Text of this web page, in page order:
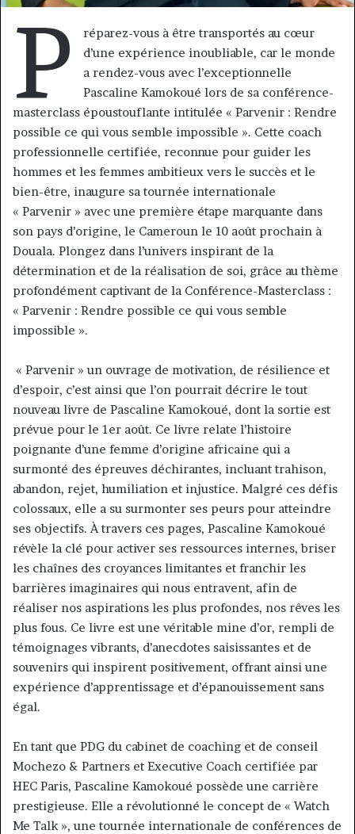
P
réparez-vous à être transportés au cœur
d’une expérience inoubliable, car le monde
a rendez-vous avec l’exceptionnelle
Pascaline Kamokoué lors de sa conférence-
masterclass époustouflante intitulée « Parvenir : Rendre
possible ce qui vous semble impossible ». Cette coach
professionnelle certifiée, reconnue pour guider les
hommes et les femmes ambitieux vers le succès et le
bien-être, inaugure sa tournée internationale
« Parvenir » avec une première étape marquante dans
son pays d’origine, le Cameroun le 10 août prochain à
Douala. Plongez dans l’univers inspirant de la
détermination et de la réalisation de soi, grâce au thème
profondément captivant de la Conférence-Masterclass :
« Parvenir : Rendre possible ce qui vous semble
impossible ».
« Parvenir » un ouvrage de motivation, de résilience et
d’espoir, c’est ainsi que l’on pourrait décrire le tout
nouveau livre de Pascaline Kamokoué, dont la sortie est
prévue pour le 1er août. Ce livre relate l’histoire
poignante d’une femme d’origine africaine qui a
surmonté des épreuves déchirantes, incluant trahison,
abandon, rejet, humiliation et injustice. Malgré ces défis
colossaux, elle a su surmonter ses peurs pour atteindre
ses objectifs. À travers ces pages, Pascaline Kamokoué
révèle la clé pour activer ses ressources internes, briser
les chaînes des croyances limitantes et franchir les
barrières imaginaires qui nous entravent, afin de
réaliser nos aspirations les plus profondes, nos rêves les
plus fous. Ce livre est une véritable mine d’or, rempli de
témoignages vibrants, d’anecdotes saisissantes et de
souvenirs qui inspirent positivement, offrant ainsi une
expérience d’apprentissage et d’épanouissement sans
égal.
En tant que PDG du cabinet de coaching et de conseil
Mochezo & Partners et Executive Coach certifiée par
HEC Paris, Pascaline Kamokoué possède une carrière
prestigieuse. Elle a révolutionné le concept de « Watch
Me Talk », une tournée internationale de conférences de